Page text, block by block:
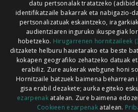
Xorroxin irratia | Lesaka |
Codesyntaxek
datu pertsonalak tratatzeko
identifikatzaile bakarrak eta nabigazio-
pertsonalizatuak eskaintzeko,
audientziaren inguruko ikuspegiak
hobetzeko. Hirugarrenen hornitzaileek
ditzakete helburu hauetarako eta beste
kokapen geografiko zehatzeko datuak
erabiliz. Zure aukerak webgune honi
Hornitzaile batzuek baimena
gisa erabil dezakete; aurka egiteko
ezarpenakatalean. Zure baimena
Cookieen ezarpenak atalean.